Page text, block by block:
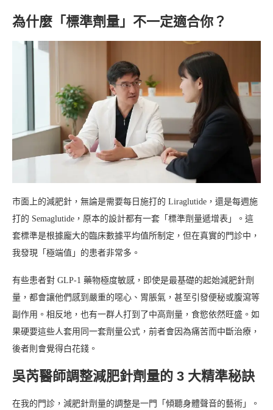
為什麼「標準劑量」不一定適合你？
市面上的減肥針，無論是需要每日施打的 Liraglutide，還是每週施
打的 Semaglutide，原本的設計都有一套「標準劑量遞增表」。這
套標準是根據龐大的臨床數據平均值所制定，但在真實的門診中，
我發現「極端值」的患者非常多。
有些患者對 GLP-1 藥物極度敏感，即使是最基礎的起始減肥針劑
量，都會讓他們感到嚴重的噁心、胃脹氣，甚至引發便秘或腹瀉等
副作用。相反地，也有一群人打到了中高劑量，食慾依然旺盛。如
果硬要這些人套用同一套劑量公式，前者會因為痛苦而中斷治療，
後者則會覺得白花錢。
吳芮醫師調整減肥針劑量的 3 大精準秘訣
在我的門診，減肥針劑量的調整是一門「傾聽身體聲音的藝術」。